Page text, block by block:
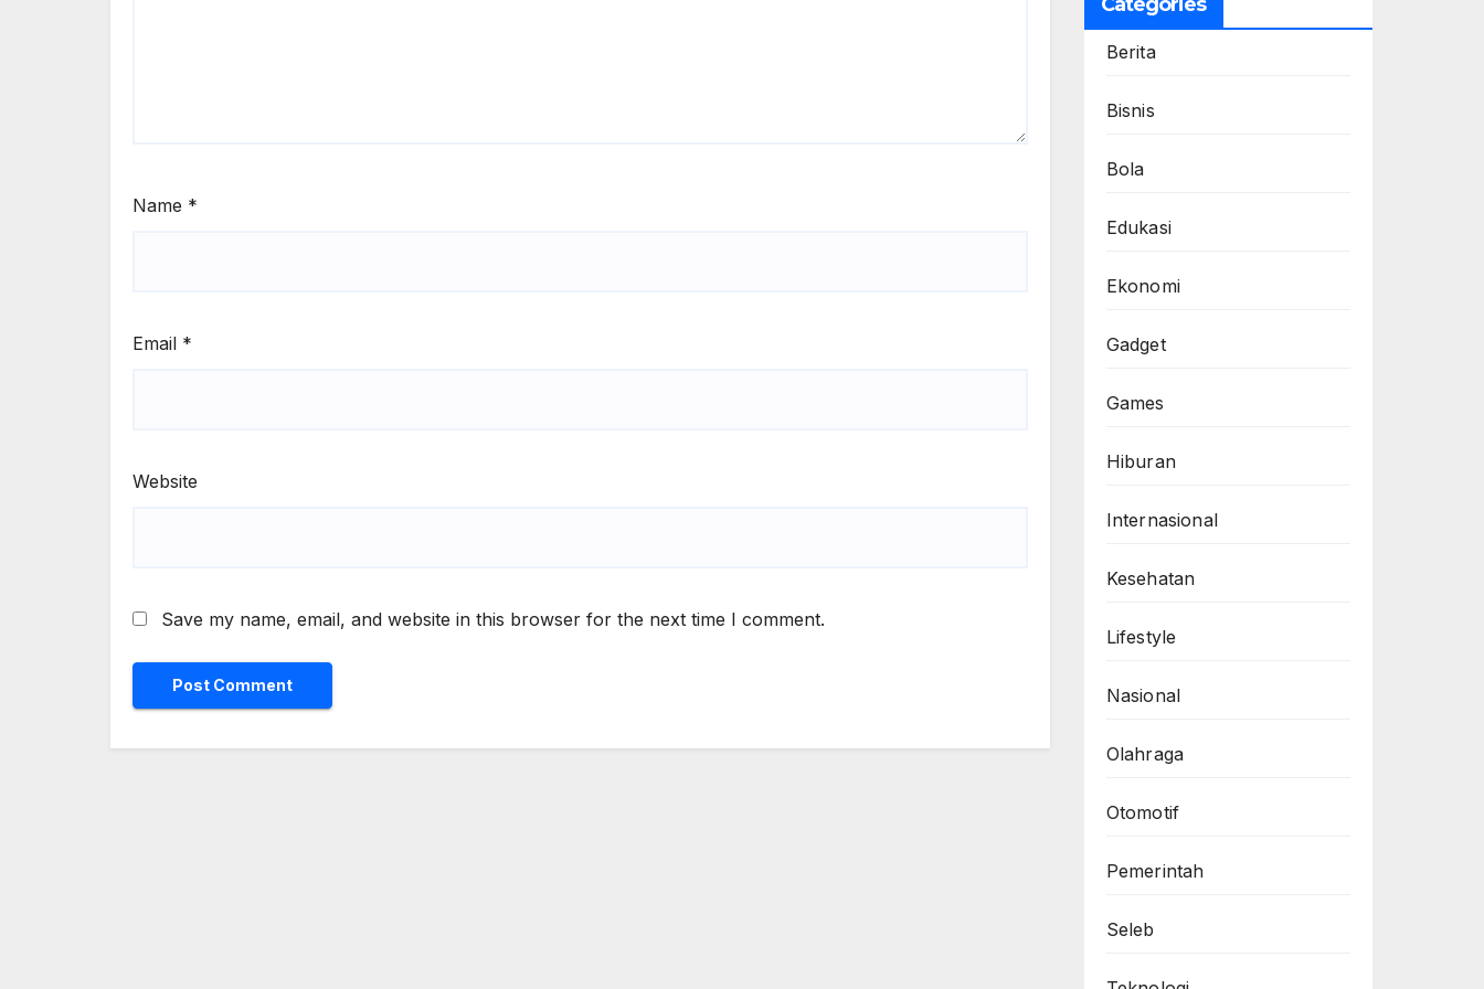
Name *
Email *
Website
Save my name, email, and website in this browser for the next time I comment.
Berita
Bisnis
Bola
Edukasi
Ekonomi
Gadget
Games
Hiburan
Internasional
Kesehatan
Lifestyle
Nasional
Olahraga
Otomotif
Pemerintah
Seleb